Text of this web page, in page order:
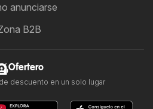
anunciarse
B2B
Ofertero
descuento en un solo lugar